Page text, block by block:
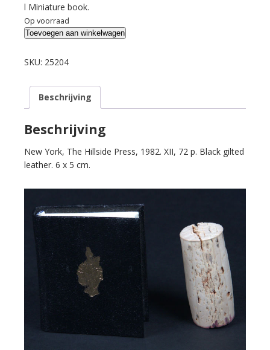
l Miniature book.
Op voorraad
Johnson,
The
aantal
Toevoegen aan winkelwagen
SKU: 25204
Beschrijving
Beschrijving
New York, The Hillside Press, 1982. XII, 72 p. Black gilted
leather. 6 x 5 cm.